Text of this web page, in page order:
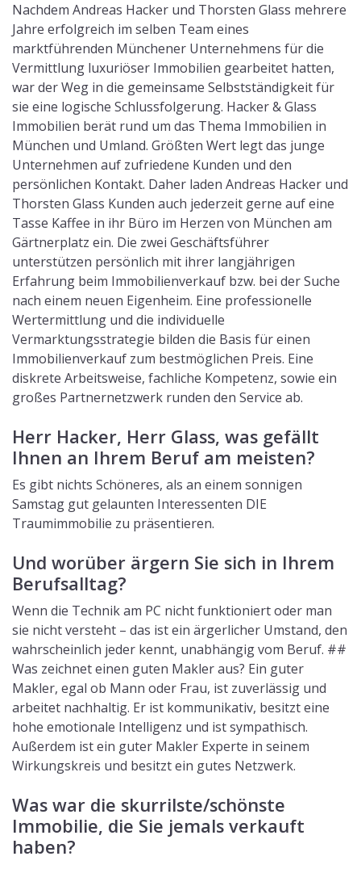
Nachdem Andreas Hacker und Thorsten Glass mehrere
Jahre erfolgreich im selben Team eines
marktführenden Münchener Unternehmens für die
Vermittlung luxuriöser Immobilien gearbeitet hatten,
war der Weg in die gemeinsame Selbstständigkeit für
sie eine logische Schlussfolgerung. Hacker & Glass
Immobilien berät rund um das Thema Immobilien in
München und Umland. Größten Wert legt das junge
Unternehmen auf zufriedene Kunden und den
persönlichen Kontakt. Daher laden Andreas Hacker und
Thorsten Glass Kunden auch jederzeit gerne auf eine
Tasse Kaffee in ihr Büro im Herzen von München am
Gärtnerplatz ein. Die zwei Geschäftsführer
unterstützen persönlich mit ihrer langjährigen
Erfahrung beim Immobilienverkauf bzw. bei der Suche
nach einem neuen Eigenheim. Eine professionelle
Wertermittlung und die individuelle
Vermarktungsstrategie bilden die Basis für einen
Immobilienverkauf zum bestmöglichen Preis. Eine
diskrete Arbeitsweise, fachliche Kompetenz, sowie ein
großes Partnernetzwerk runden den Service ab.
Herr Hacker, Herr Glass, was gefällt
Ihnen an Ihrem Beruf am meisten?
Es gibt nichts Schöneres, als an einem sonnigen
Samstag gut gelaunten Interessenten DIE
Traumimmobilie zu präsentieren.
Und worüber ärgern Sie sich in Ihrem
Berufsalltag?
Wenn die Technik am PC nicht funktioniert oder man
sie nicht versteht – das ist ein ärgerlicher Umstand, den
wahrscheinlich jeder kennt, unabhängig vom Beruf. ##
Was zeichnet einen guten Makler aus? Ein guter
Makler, egal ob Mann oder Frau, ist zuverlässig und
arbeitet nachhaltig. Er ist kommunikativ, besitzt eine
hohe emotionale Intelligenz und ist sympathisch.
Außerdem ist ein guter Makler Experte in seinem
Wirkungskreis und besitzt ein gutes Netzwerk.
Was war die skurrilste/schönste
Immobilie, die Sie jemals verkauft
haben?